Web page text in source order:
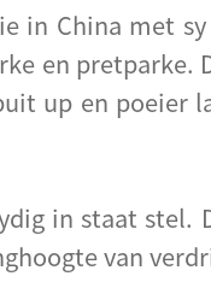
in China met
en
up en poeier
in staat stel.
van